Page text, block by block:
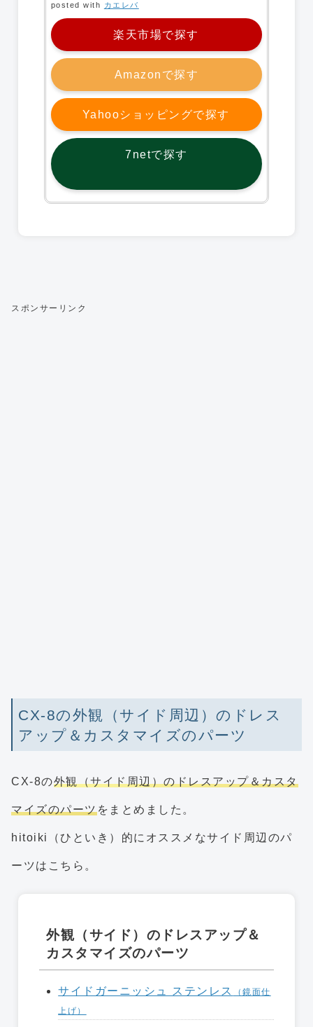
posted with カエレバ
楽天市場で探す
Amazonで探す
Yahooショッピングで探す
7netで探す
スポンサーリンク
CX-8の外観（サイド周辺）のドレス
アップ＆カスタマイズのパーツ
CX-8の外観（サイド周辺）のドレスアップ＆カスタ
マイズのパーツをまとめました。
hitoiki（ひといき）的にオススメなサイド周辺のパ
ーツはこちら。
外観（サイド）のドレスアップ＆
カスタマイズのパーツ
サイドガーニッシュ ステンレス
（鏡面仕
上げ）